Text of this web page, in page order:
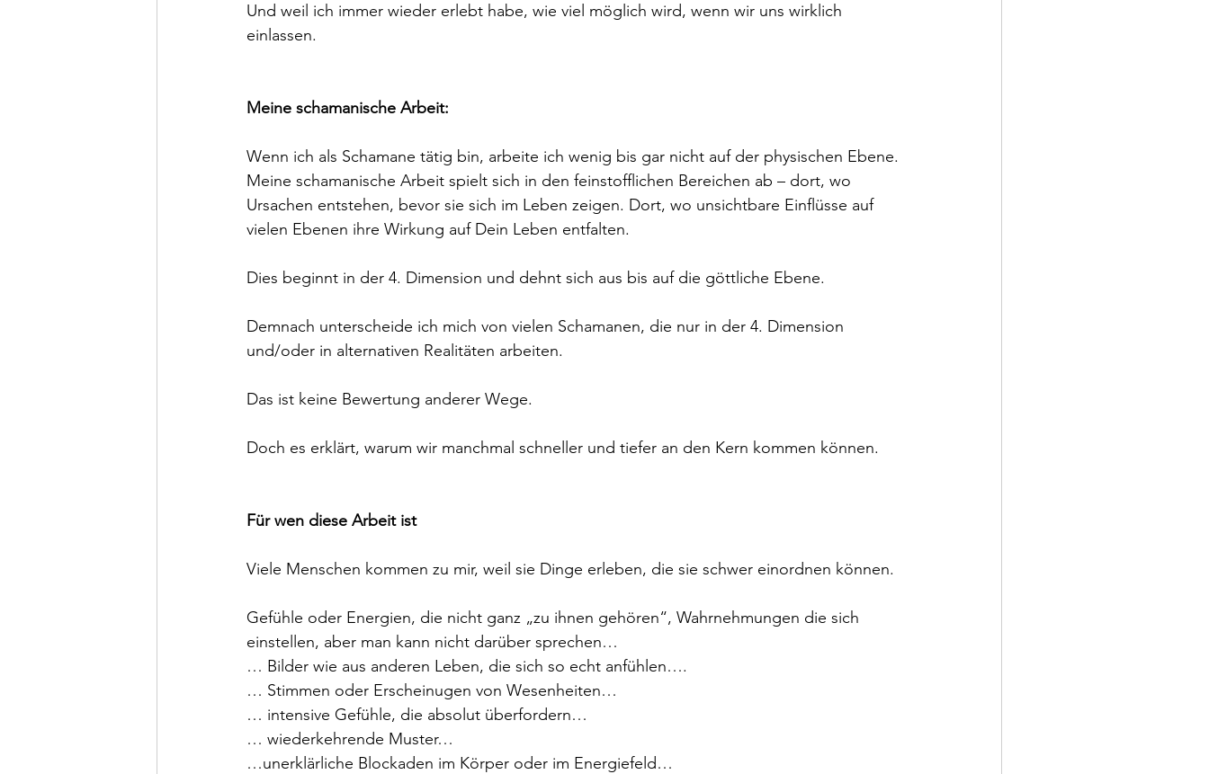
Und weil ich immer wieder erlebt habe, wie viel möglich wird, wenn wir uns wirklich
einlassen.
Meine schamanische Arbeit:
Wenn ich als Schamane tätig bin, arbeite ich wenig bis gar nicht auf der physischen Ebene.
Meine schamanische Arbeit spielt sich in den feinstofflichen Bereichen ab – dort, wo
Ursachen entstehen, bevor sie sich im Leben zeigen. Dort, wo unsichtbare Einflüsse auf
vielen Ebenen ihre Wirkung auf Dein Leben entfalten.
Dies beginnt in der 4. Dimension und dehnt sich aus bis auf die göttliche Ebene.
Demnach unterscheide ich mich von vielen Schamanen, die nur in der 4. Dimension
und/oder in alternativen Realitäten arbeiten.
Das ist keine Bewertung anderer Wege.
Doch es erklärt, warum wir manchmal schneller und tiefer an den Kern kommen können.
Für wen diese Arbeit ist
Viele Menschen kommen zu mir, weil sie Dinge erleben, die sie schwer einordnen können.
Gefühle oder Energien, die nicht ganz „zu ihnen gehören“, Wahrnehmungen die sich
einstellen, aber man kann nicht darüber sprechen…
… Bilder wie aus anderen Leben, die sich so echt anfühlen….
… Stimmen oder Erscheinugen von Wesenheiten…
… intensive Gefühle, die absolut überfordern…
… wiederkehrende Muster…
…unerklärliche Blockaden im Körper oder im Energiefeld…